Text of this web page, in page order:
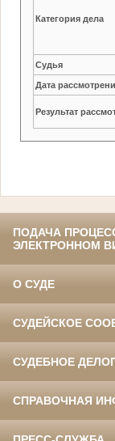
Категория дела
Судья
Дата
Результат
ПОДАЧА
ЭЛЕКТРОННОМ
О СУДЕ
СУДЕЙСКОЕ
СУДЕБНОЕ
СПРАВОЧНАЯ